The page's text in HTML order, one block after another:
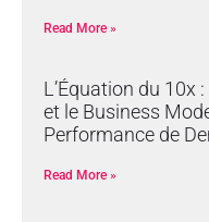
Read More »
L’Équation du 10x
et le Business
Performance de
Read More »